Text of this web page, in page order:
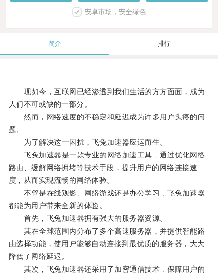
安卓市场，安全绿色
简介 排行
现如今，互联网已经渗透到我们生活的方方面面，成为
人们不可或缺的一部分。
然而，网络速度的不稳定和延迟成为许多用户头疼的问
题。
为了解决这一困扰，飞兔加速器应运而生。
飞兔加速器是一款专业的网络加速工具，通过优化网络
路由、缓解网络拥堵等技术手段，提升用户的网络连接速
度，从而实现流畅的网络体验。
不管是在线观影、网络游戏还是办公学习，飞兔加速器
都能为用户带来全新的体验。
首先，飞兔加速器拥有强大的服务器资源。
其在全球范围内分布了多个高速服务器，并提供智能路
由选择功能，使用户能够自动连接到最优质的服务器，大大
降低了网络延迟。
其次，飞兔加速器还采用了加密通信技术，保障用户的